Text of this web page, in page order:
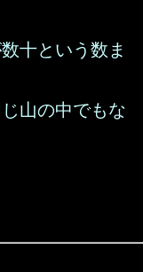
十という数ま
山の中でもな